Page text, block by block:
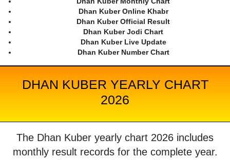
Dhan Kuber Online Khabr
Dhan Kuber Official Result
Dhan Kuber Jodi Chart
Dhan Kuber Live Update
Dhan Kuber Number Chart
DHAN KUBER YEARLY CHART
2026
The Dhan Kuber yearly chart 2026 includes
monthly result records for the complete year.